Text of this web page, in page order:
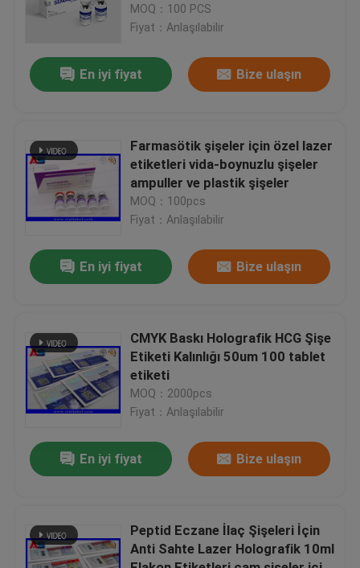
Ürünler
Hakkımızda
Fabrika turu
Bize Ulaşın
Bir teklif isteği
10 mL Flakon Etiketleri
Küçük Şişe Etiketleri
100pcs
MOQ：100 PCS
Fiyat：Anlaşılabilir
En iyi fiyat Bize ulaşın
Farmasötik şişeler için özel lazer
etiketleri vida-boynuzlu şişeler
ampuller ve plastik şişeler
MOQ：100pcs
Fiyat：Anlaşılabilir
En iyi fiyat Bize ulaşın
CMYK Baskı Holografik HCG Şişe
Etiketi Kalınlığı 50um 100 tablet
etiketi
MOQ：2000pcs
Fiyat：Anlaşılabilir
En iyi fiyat Bize ulaşın
Peptid Eczane İlaç Şişeleri İçin
Anti Sahte Lazer Holografik 10ml